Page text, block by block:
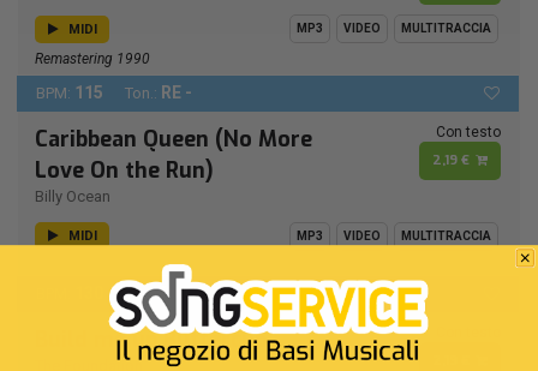
MIDI MP3 VIDEO MULTITRACCIA
Remastering 1990
BPM: 115 Ton.: RE -
Caribbean Queen (No More
Love On the Run)
Billy Ocean
Con testo
2,19 €
MIDI MP3 VIDEO MULTITRACCIA
Ton.:DO
Build me up Buttercup
The Foundation